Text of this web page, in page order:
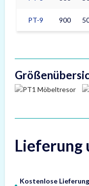
PT-9 900
Lieferung
Kostenlose